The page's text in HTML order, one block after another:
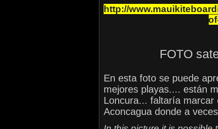
http://
FOTO
En esta foto se puede
mejores playas.... están
Loncura... faltaría marcar
Aconcagua donde a